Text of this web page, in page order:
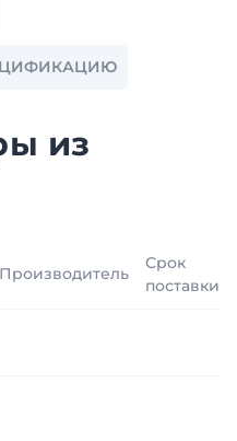
из
Производитель
Срок
поставки